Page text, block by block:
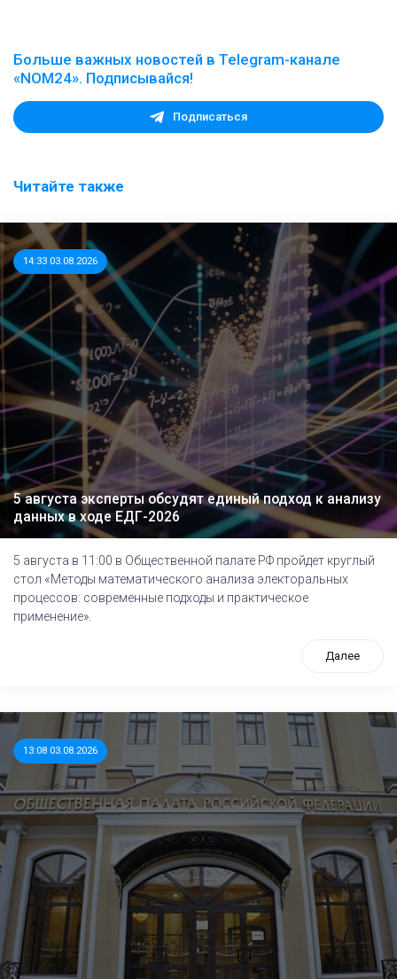
Больше важных новостей в Telegram-канале
«NOM24». Подписывайся!
Подписаться
Читайте также
14:33 03.08.2026
5 августа эксперты обсудят единый подход к анализу
данных в ходе ЕДГ-2026
5 августа в 11:00 в Общественной палате РФ пройдет круглый
стол «Методы математического анализа электоральных
процессов: современные подходы и практическое
применение».
Далее
13:08 03.08.2026